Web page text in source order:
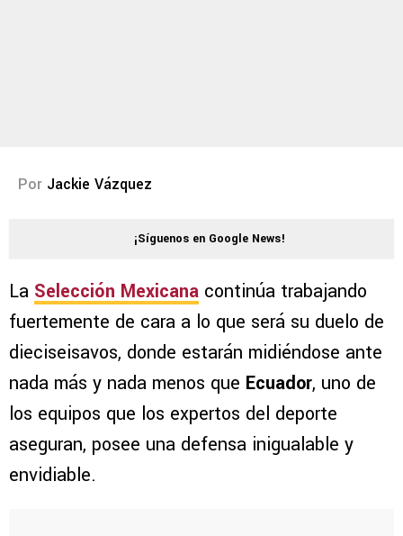
Por Jackie Vázquez
¡Síguenos en Google News!
La Selección Mexicana continúa trabajando
fuertemente de cara a lo que será su duelo de
dieciseisavos, donde estarán midiéndose ante
nada más y nada menos que Ecuador, uno de
los equipos que los expertos del deporte
aseguran, posee una defensa inigualable y
envidiable.